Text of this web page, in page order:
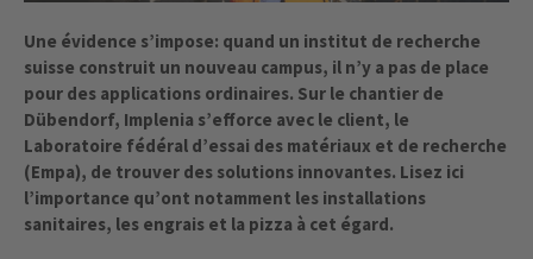
Une évidence s’impose: quand un institut de recherche
suisse construit un nouveau campus, il n’y a pas de place
pour des applications ordinaires. Sur le chantier de
Dübendorf, Implenia s’efforce avec le client, le
Laboratoire fédéral d’essai des matériaux et de recherche
(Empa), de trouver des solutions innovantes. Lisez ici
l’importance qu’ont notamment les installations
sanitaires, les engrais et la pizza à cet égard.